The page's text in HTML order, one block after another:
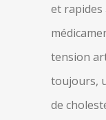
et rapides
tension
toujours,
de